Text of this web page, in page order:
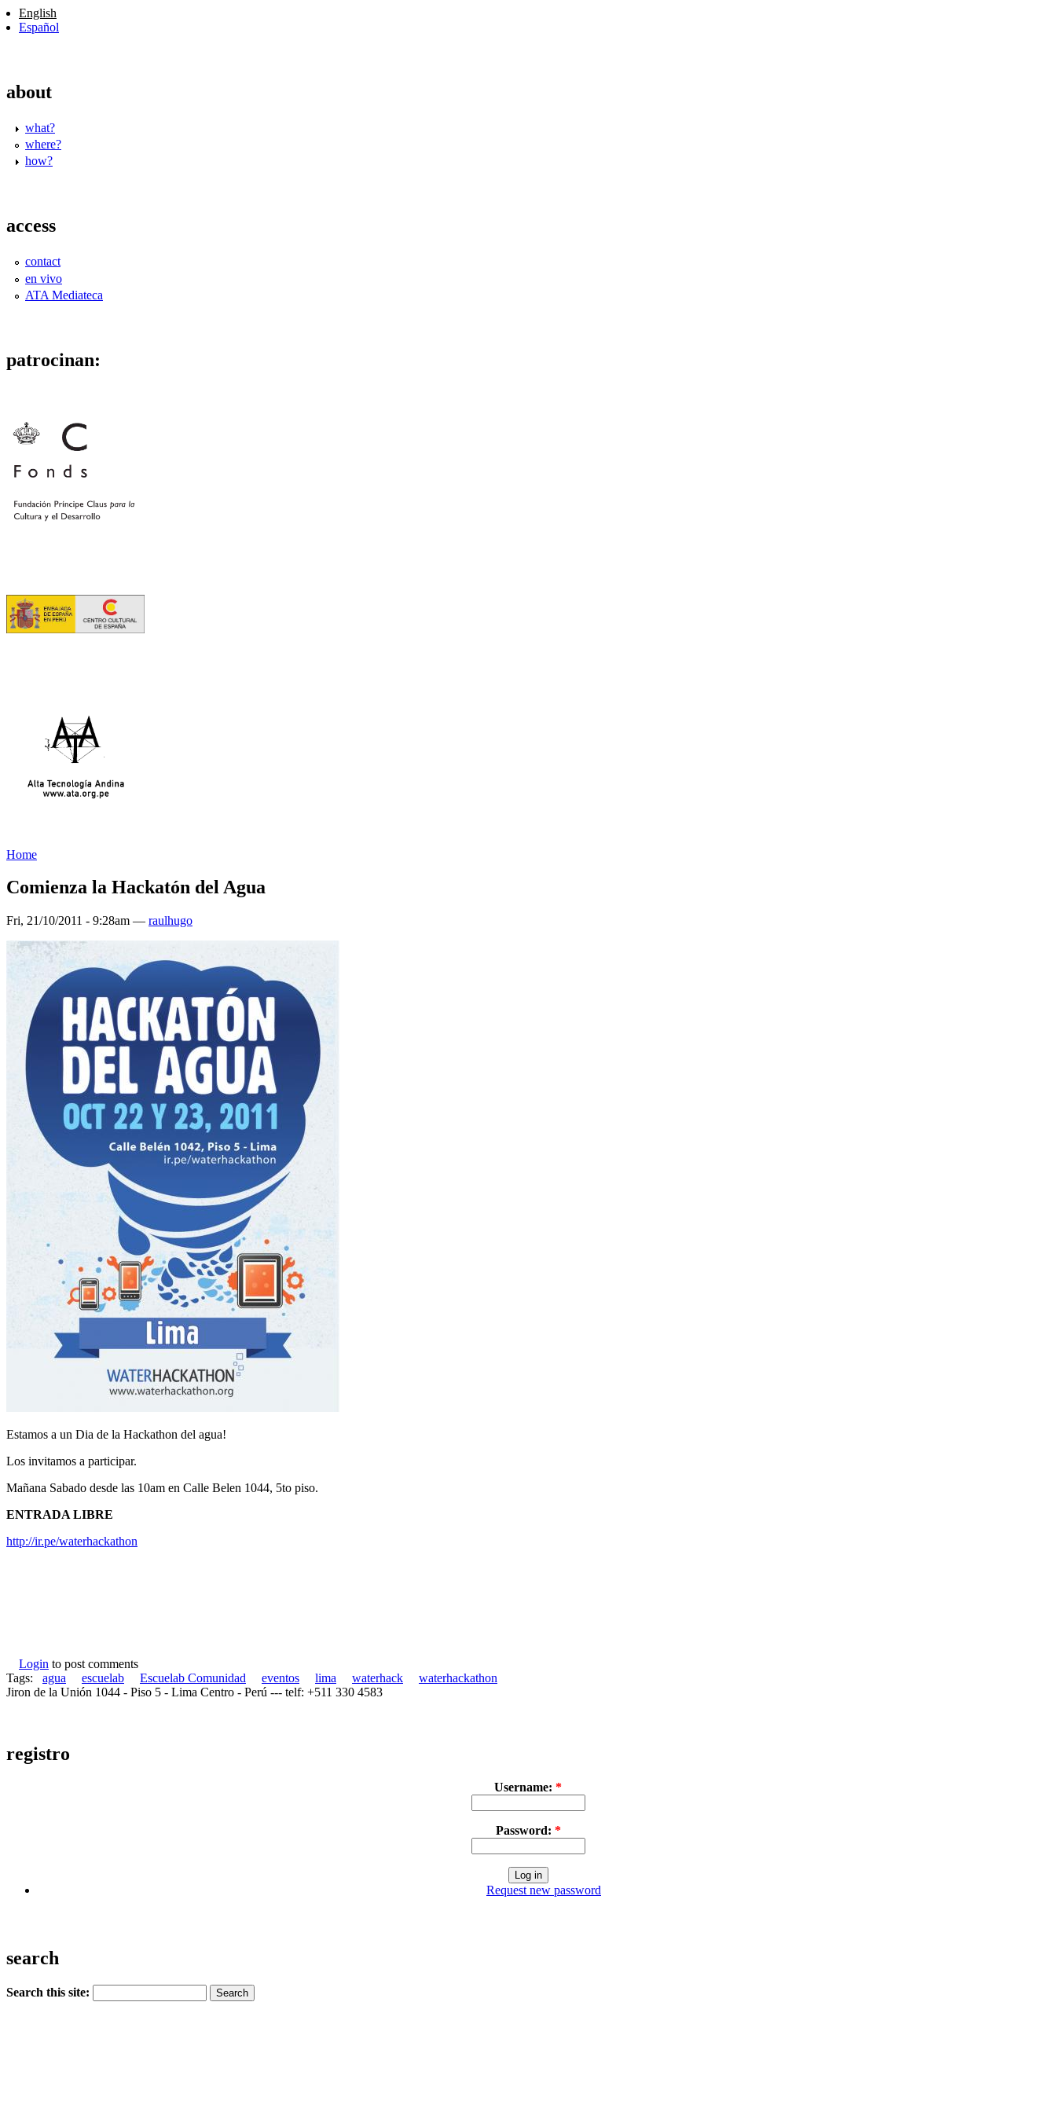
English
Español
about
what?
where?
how?
access
contact
en vivo
ATA Mediateca
patrocinan:
Home
Comienza la Hackatón del Agua
Fri, 21/10/2011 - 9:28am — raulhugo
Estamos a un Dia de la Hackathon del agua!
Los invitamos a participar.
Mañana Sabado desde las 10am en Calle Belen 1044, 5to piso.
ENTRADA LIBRE
http://ir.pe/waterhackathon
Login to post comments
Tags:
agua escuelab Escuelab Comunidad eventos lima waterhack
waterhackathon
Jiron de la Unión 1044 - Piso 5 - Lima Centro - Perú --- telf: +511 330 4583
registro
Username: *
Password: *
Request new password
search
Search this site: